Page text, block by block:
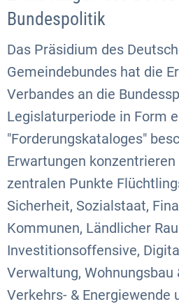
Bundespolitik
Das Präsidium des
Gemeindebundes hat die
Verbandes an die
Legislaturperiode in Form
"Forderungskataloges"
Erwartungen
zentralen Punkte
Sicherheit, Sozialstaat,
Kommunen, Ländlicher
Investitionsoffensive,
Verwaltung,
Verkehrs- & Energiewende